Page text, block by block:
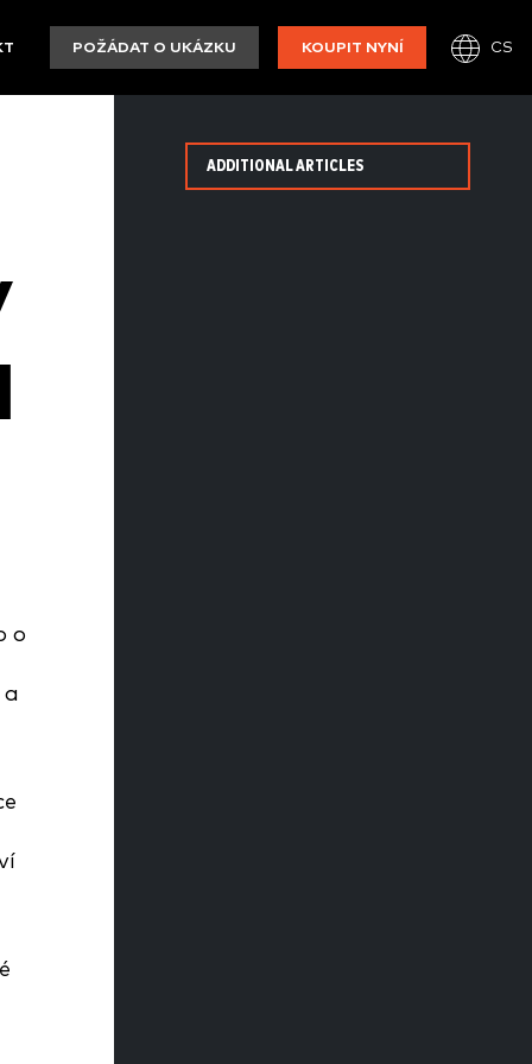
POŽÁDAT O UKÁZKU KOUPIT NYNÍ CS
o
a
ADDITIONAL ARTICLES